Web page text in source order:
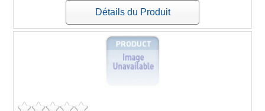
Détails du Produit